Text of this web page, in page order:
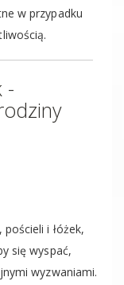
w przypadku
-
i łóżek,
się wyspać,
wyzwaniami.